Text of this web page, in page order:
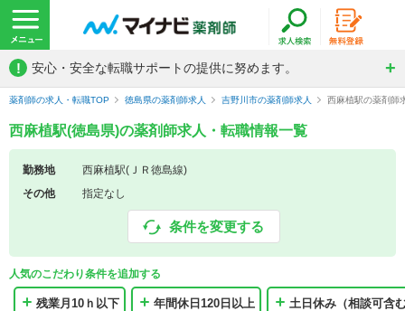
! 安心・安全な転職サポートの提供に努めます。
薬剤師の求人・転職TOP 徳島県の薬剤師求人 吉野川市の薬剤師求人 西麻植駅の薬剤師
西麻植駅(徳島県)の薬剤師求人・転職情報一覧
勤務地
西麻植駅(ＪＲ徳島線)
その他
指定なし
条件を変更する
人気のこだわり条件を追加する
残業月10ｈ以下 年間休日120日以上 土日休み（相談可含